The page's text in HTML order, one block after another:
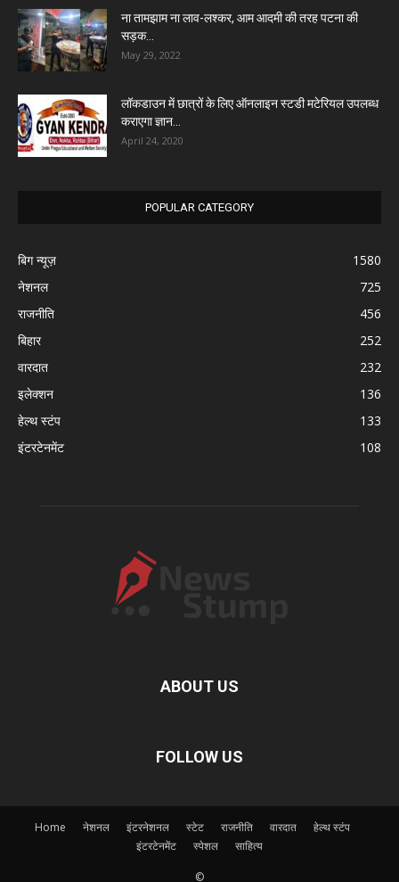
ना तामझाम ना लाव-लश्कर, आम आदमी की तरह पटना की
सड़क...
May 29, 2022
लॉकडाउन में छात्रों के लिए ऑनलाइन स्टडी मटेरियल उपलब्ध
कराएगा ज्ञान...
April 24, 2020
POPULAR CATEGORY
बिग न्यूज़
1580
नेशनल
725
राजनीति
456
बिहार
252
वारदात
232
इलेक्शन
136
हेल्थ स्टंप
133
इंटरटेनमेंट
108
ABOUT US
FOLLOW US
Home नेशनल इंटरनेशनल स्टेट राजनीति वारदात
हेल्थ स्टंप
इंटरटेनमेंट
स्पेशल साहित्य
©